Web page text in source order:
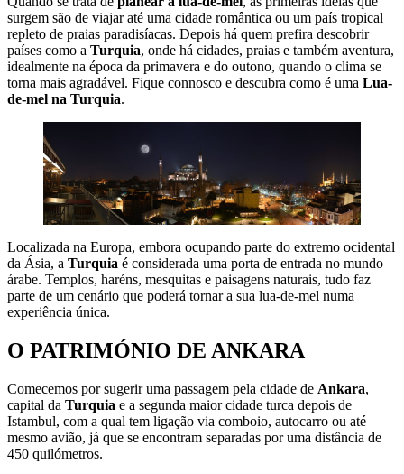
surgem são de viajar até uma cidade romântica ou um país tropical
repleto de praias paradisíacas. Depois há quem prefira descobrir
países como a Turquia, onde há cidades, praias e também aventura,
idealmente na época da primavera e do outono, quando o clima se
torna mais agradável. Fique connosco e descubra como é uma Lua-
de-mel na Turquia.
Localizada na Europa, embora ocupando parte do extremo ocidental
da Ásia, a Turquia é considerada uma porta de entrada no mundo
árabe. Templos, haréns, mesquitas e paisagens naturais, tudo faz
parte de um cenário que poderá tornar a sua lua-de-mel numa
experiência única.
O PATRIMÓNIO DE ANKARA
Comecemos por sugerir uma passagem pela cidade de Ankara,
capital da Turquia e a segunda maior cidade turca depois de
Istambul, com a qual tem ligação via comboio, autocarro ou até
mesmo avião, já que se encontram separadas por uma distância de
450 quilómetros.